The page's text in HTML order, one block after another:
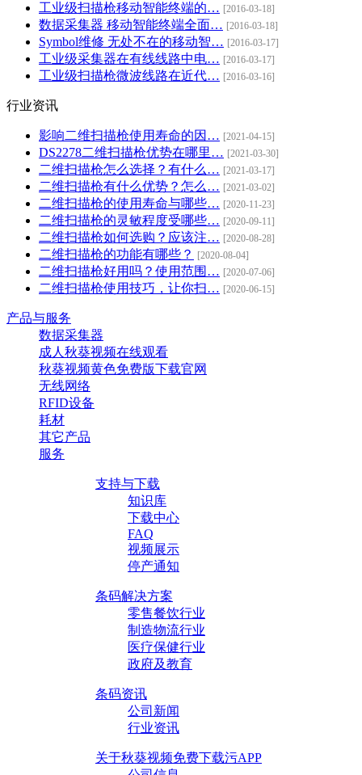
工业级扫描枪移动智能终端的… [2016-03-18]
数据采集器 移动智能终端全面… [2016-03-18]
Symbol维修 无处不在的移动智… [2016-03-17]
工业级采集器在有线线路中电… [2016-03-17]
工业级扫描枪微波线路在近代… [2016-03-16]
行业资讯
影响二维扫描枪使用寿命的因… [2021-04-15]
DS2278二维扫描枪优势在哪里… [2021-03-30]
二维扫描枪怎么选择？有什么… [2021-03-17]
二维扫描枪有什么优势？怎么… [2021-03-02]
二维扫描枪的使用寿命与哪些… [2020-11-23]
二维扫描枪的灵敏程度受哪些… [2020-09-11]
二维扫描枪如何选购？应该注… [2020-08-28]
二维扫描枪的功能有哪些？ [2020-08-04]
二维扫描枪好用吗？使用范围… [2020-07-06]
二维扫描枪使用技巧，让你扫… [2020-06-15]
产品与服务
数据采集器
成人秋葵视频在线观看
秋葵视频黄色免费版下载官网
无线网络
RFID设备
耗材
其它产品
服务
支持与下载
知识库
下载中心
FAQ
视频展示
停产通知
条码解决方案
零售餐饮行业
制造物流行业
医疗保健行业
政府及教育
条码资讯
公司新闻
行业资讯
关于秋葵视频免费下载污APP